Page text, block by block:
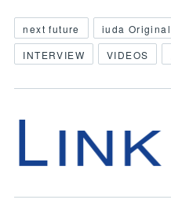
next future iuda Original
INTERVIEW
VIDEOS